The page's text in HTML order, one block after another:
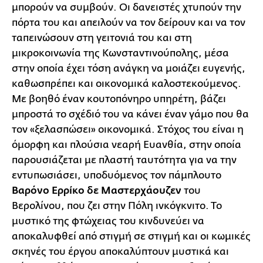
μπορούν να συμβούν. Οι δανειστές χτυπούν την
πόρτα του και απειλούν να τον δείρουν και να τον
ταπεινώσουν στη γειτονιά του και στη
μικροκοινωνία της Κωνσταντινούπολης, μέσα
στην οποία έχει τόση ανάγκη να μοιάζει ευγενής,
καθωσπρέπει και οικονομικά καλοστεκούμενος.
Με βοηθό έναν κουτοπόνηρο υπηρέτη, βάζει
μπροστά το σχέδιό του να κάνει έναν γάμο που θα
τον «ξελασπώσει» οικονομικά. Στόχος του είναι η
όμορφη και πλούσια νεαρή Ευανθία, στην οποία
παρουσιάζεται με πλαστή ταυτότητα για να την
εντυπωσιάσει, υποδυόμενος τον πάμπλουτο
Βαρόνο Ερρίκο δε Μαστερχάουζεν του
Βερολίνου, που ζει στην Πόλη ινκόγκνιτο. Το
μυστικό της φτώχειας του κινδυνεύει να
αποκαλυφθεί από στιγμή σε στιγμή και οι κωμικές
σκηνές του έργου αποκαλύπτουν μυστικά και